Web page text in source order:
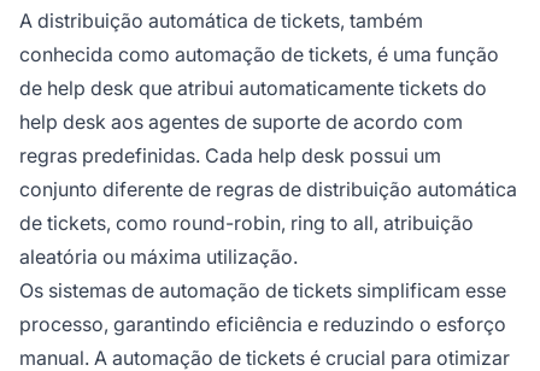
A distribuição automática de tickets, também
conhecida como automação de tickets, é uma função
de help desk que atribui automaticamente tickets do
help desk aos agentes de suporte de acordo com
regras predefinidas. Cada help desk possui um
conjunto diferente de regras de distribuição automática
de tickets, como round-robin, ring to all, atribuição
aleatória ou máxima utilização.
Os sistemas de automação de tickets simplificam esse
processo, garantindo eficiência e reduzindo o esforço
manual. A automação de tickets é crucial para otimizar